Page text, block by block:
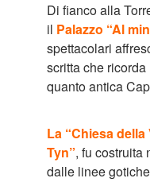
Di fianco alla
il Palazzo “Al
spettacolari
scritta che
quanto antica
La “Chiesa
Tyn”, fu costruita
dalle linee